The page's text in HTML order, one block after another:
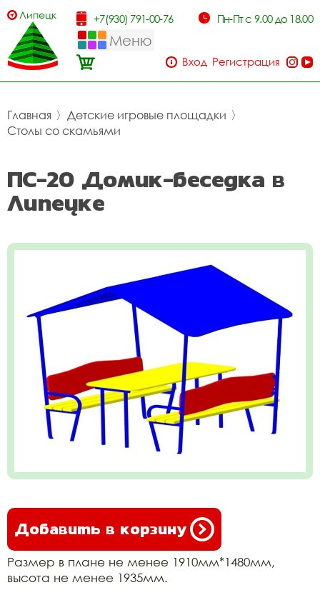
Липецк +7(930) 791-00-76 Пн-Пт с 9.00 до 18.00
Меню
Вход Регистрация
Главная 〉 Детские игровые площадки 〉
Столы со скамьями
ПС-20 Домик-беседка в
Липецке
Добавить в корзину
Размер в плане не менее 1910мм*1480мм,
высота не менее 1935мм.